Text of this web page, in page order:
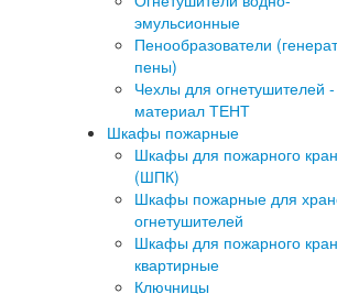
эмульсионные
Пенообразователи
пены)
Чехлы для огнетушителей -
материал ТЕНТ
Шкафы пожарные
Шкафы для пожарного
(ШПК)
Шкафы пожарные для
огнетушителей
Шкафы для пожарного
квартирные
Ключницы